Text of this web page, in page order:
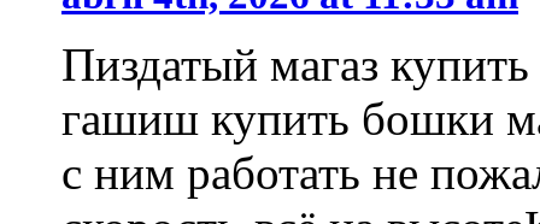
Пиздатый магаз
гашиш купить бошки
с ним работать не